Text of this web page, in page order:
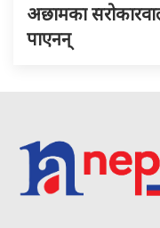
अछामका
पाएनन्